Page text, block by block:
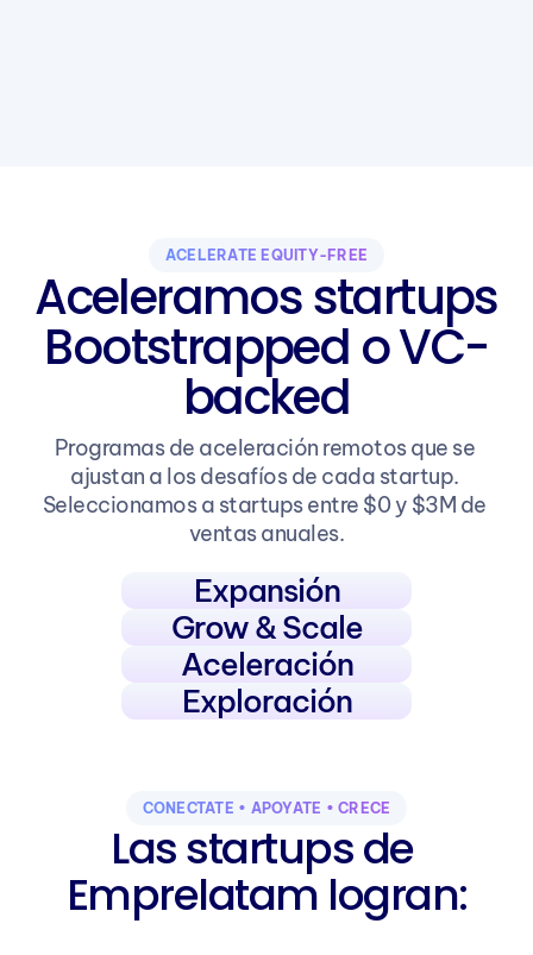
ACELÉRATE EQUITY-FREE
Aceleramos startups
Bootstrapped o VC-
backed
Programas de aceleración remotos que se
ajustan a los desafíos de cada startup.
Seleccionamos a startups entre $0 y $3M de
ventas anuales.
Expansión
Grow & Scale
Aceleración
Exploración
CONÉCTATE • APÓYATE • CRECE
Las startups de
Emprelatam logran: